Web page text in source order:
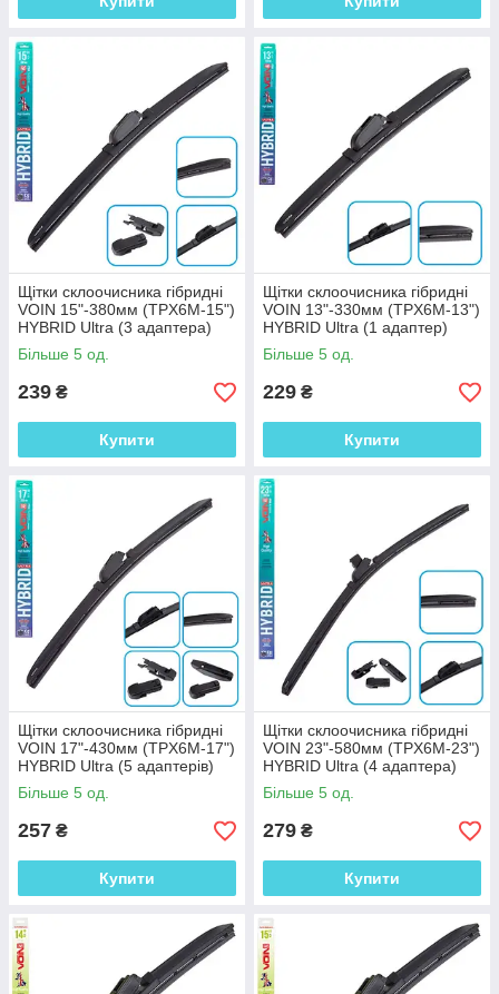
Щітки склоочисника гібридні
VOIN 15"-380мм (TPX6M-15")
HYBRID Ultra (3 адаптера)
Більше 5 од.
239 ₴
Купити
Щітки склоочисника гібридні
VOIN 13"-330мм (TPX6M-13")
HYBRID Ultra (1 адаптер)
Більше 5 од.
229 ₴
Купити
Щітки склоочисника гібридні
VOIN 17"-430мм (TPX6M-17")
HYBRID Ultra (5 адаптерів)
Більше 5 од.
257 ₴
Купити
Щітки склоочисника гібридні
VOIN 23"-580мм (TPX6M-23")
HYBRID Ultra (4 адаптера)
Більше 5 од.
279 ₴
Купити